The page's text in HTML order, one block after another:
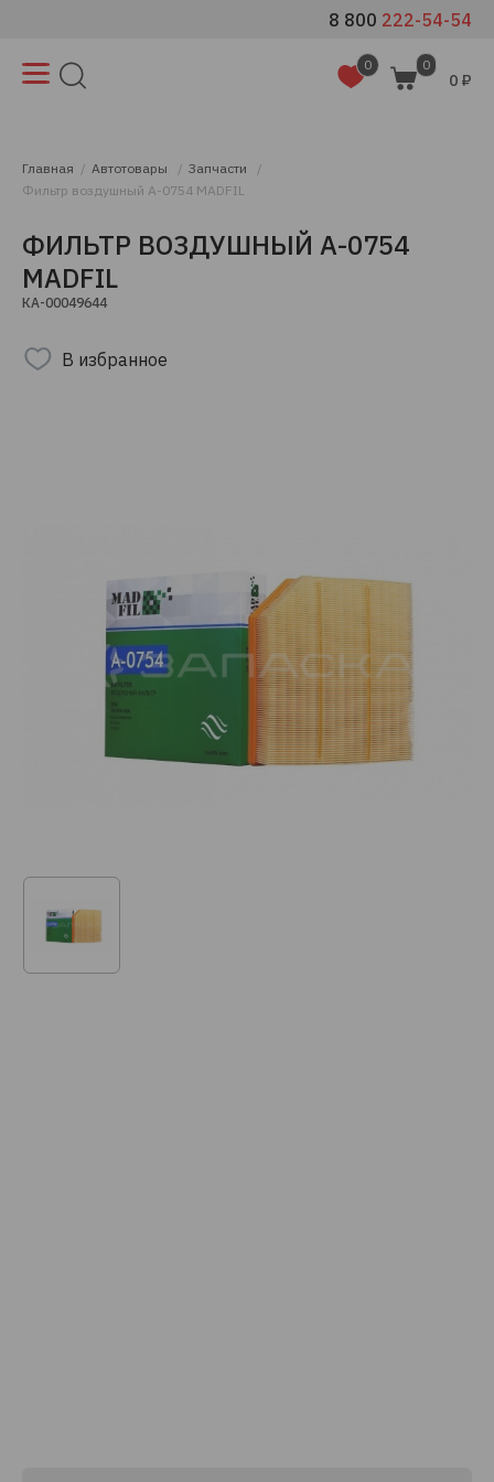
8 800 222-54-54
0 0
0 ₽
Главная Автотовары
Запчасти
Фильтр воздушный A-0754 MADFIL
ФИЛЬТР ВОЗДУШНЫЙ A-0754
MADFIL
КА-00049644
В избранное